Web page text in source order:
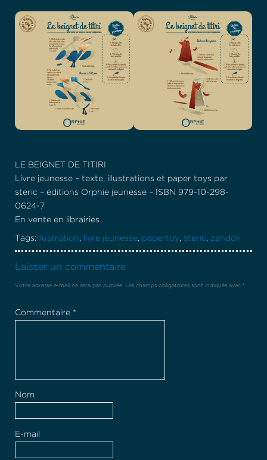
LE BEIGNET DE TITIRI
Livre jeunesse – texte, illustrations et paper toys par
steric – éditions Orphie jeunesse – ISBN 979-10-298-
0624-7
En vente en librairies
Tags:illustration, livre jeunesse, papertoy, steric, zandoli
Laisser un commentaire
Votre adresse e-mail ne sera pas publiée. Les champs obligatoires sont indiqués avec *
Commentaire *
Nom
E-mail